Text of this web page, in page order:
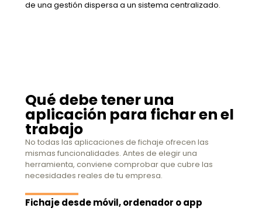
de una gestión dispersa a un sistema centralizado.
Qué debe tener una
aplicación para fichar en el
trabajo
No todas las aplicaciones de fichaje ofrecen las
mismas funcionalidades. Antes de elegir una
herramienta, conviene comprobar que cubre las
necesidades reales de tu empresa.
Fichaje desde móvil, ordenador o app